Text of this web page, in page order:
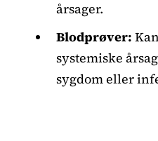
årsager.
Blodprøver:
systemiske
sygdom eller